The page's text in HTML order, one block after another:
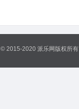
© 2015-2020 派乐网版权所有